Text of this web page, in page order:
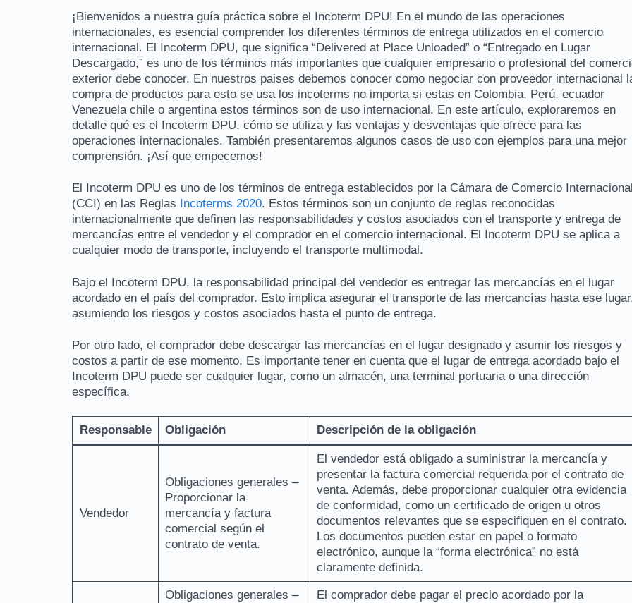
¡Bienvenidos a nuestra guía práctica sobre el Incoterm DPU! En el mundo de las operaciones
internacionales, es esencial comprender los diferentes términos de entrega utilizados en el comercio
internacional. El Incoterm DPU, que significa “Delivered at Place Unloaded” o “Entregado en Lugar
Descargado,” es uno de los términos más importantes que cualquier empresario o profesional del
exterior debe conocer. En nuestros paises debemos conocer como negociar con proveedor internacional
compra de productos para esto se usa los incoterms no importa si estas en Colombia, Perú, ecuador
Venezuela chile o argentina estos términos son de uso internacional. En este artículo, exploraremos en
detalle qué es el Incoterm DPU, cómo se utiliza y las ventajas y desventajas que ofrece para las
operaciones internacionales. También presentaremos algunos casos de uso con ejemplos para una mejor
comprensión. ¡Así que empecemos!
El Incoterm DPU es uno de los términos de entrega establecidos por la Cámara de Comercio
(CCI) en las Reglas Incoterms 2020. Estos términos son un conjunto de reglas reconocidas
internacionalmente que definen las responsabilidades y costos asociados con el transporte y entrega de
mercancías entre el vendedor y el comprador en el comercio internacional. El Incoterm DPU se aplica a
cualquier modo de transporte, incluyendo el transporte multimodal.
Bajo el Incoterm DPU, la responsabilidad principal del vendedor es entregar las mercancías en el lugar
acordado en el país del comprador. Esto implica asegurar el transporte de las mercancías hasta ese
asumiendo los riesgos y costos asociados hasta el punto de entrega.
Por otro lado, el comprador debe descargar las mercancías en el lugar designado y asumir los riesgos y
costos a partir de ese momento. Es importante tener en cuenta que el lugar de entrega acordado bajo el
Incoterm DPU puede ser cualquier lugar, como un almacén, una terminal portuaria o una dirección
específica.
Responsable Obligación Descripción de la obligación
Vendedor
Obligaciones generales –
Proporcionar la
mercancía y factura
comercial según el
contrato de venta.
El vendedor está obligado a suministrar la mercancía y
presentar la factura comercial requerida por el contrato de
venta. Además, debe proporcionar cualquier otra evidencia
de conformidad, como un certificado de origen u otros
documentos relevantes que se especifiquen en el contrato.
Los documentos pueden estar en papel o formato
electrónico, aunque la “forma electrónica” no está
claramente definida.
Obligaciones generales –
El comprador debe pagar el precio acordado por la